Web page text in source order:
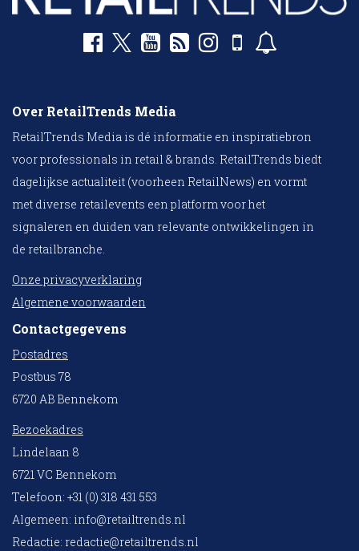
Over RetailTrends Media
RetailTrends Media is dé informatie en inspiratiebron
voor professionals in retail & brands. RetailTrends biedt
dagelijkse actualiteit (voorheen RetailNews) en vormt
met diverse retailevents een platform voor het
signaleren en duiden van relevante ontwikkelingen in
de retailbranche.
Onze privacyverklaring
Algemene voorwaarden
Contactgegevens
Postadres
Postbus 78
6720 AB Bennekom
Bezoekadres
Lindelaan 8
6721 VC Bennekom
Telefoon: +31 (0) 318 431 553
Algemeen: info@retailtrends.nl
Redactie: redactie@retailtrends.nl